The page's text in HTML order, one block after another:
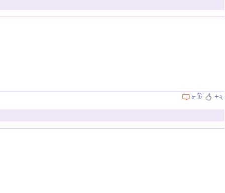
৮ টি +২